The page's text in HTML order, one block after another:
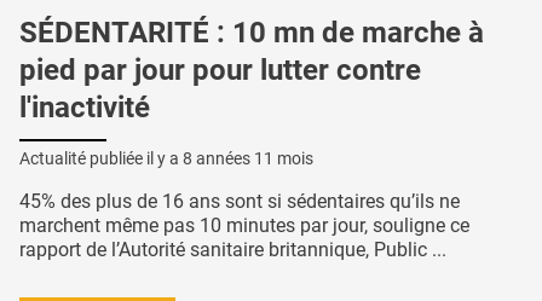
SÉDENTARITÉ : 10 mn de marche à
pied par jour pour lutter contre
l'inactivité
Actualité publiée il y a 8 années 11 mois
45% des plus de 16 ans sont si sédentaires qu’ils ne
marchent même pas 10 minutes par jour, souligne ce
rapport de l’Autorité sanitaire britannique, Public ...